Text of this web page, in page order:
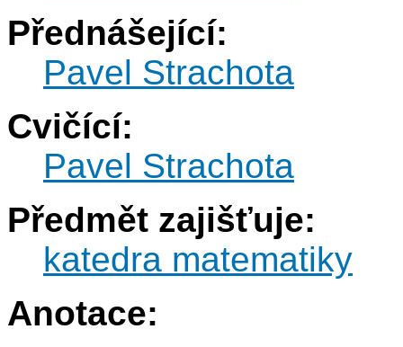
Přednášející:
Pavel Strachota
Cvičící:
Pavel Strachota
Předmět zajišťuje:
katedra matematiky
Anotace: